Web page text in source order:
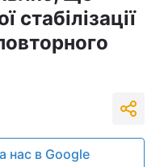
стабілізації
нас в Google